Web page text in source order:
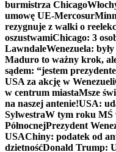
burmistrza Chicago
umowę UE-Mercosur
rezygnuje z walki o
oszustwamiChicago: 3
LawndaleWenezuela:
Maduro to ważny krok,
sądem: “jestem
USA za akcję w Wenezueli
w centrum miastaMsze
na naszej antenie!USA:
SylwestraW tym roku MŚ
PółnocnejPrezydent
USAChiny: podatek od
dzietnośćDonald Trump: